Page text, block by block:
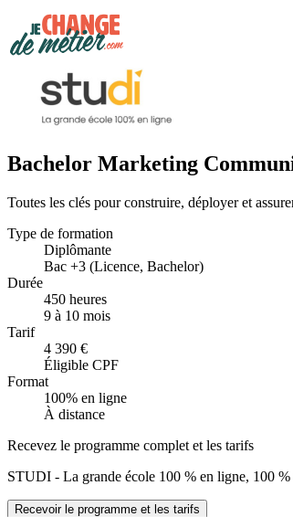
Bachelor Marketing
Toutes les clés pour construire, déployer et
Type de formation
Diplômante
Bac +3 (Licence, Bachelor)
Durée
450 heures
9 à 10 mois
Tarif
4 390 €
Éligible CPF
Format
100% en ligne
À distance
Recevez le programme complet et les tarifs
STUDI - La grande école 100 % en ligne, 100
Recevoir le programme et les tarifs